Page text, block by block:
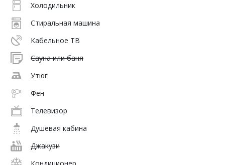
Холодильник
Стиральная машина
Кабельное ТВ
Сауна или баня
Утюг
Фен
Телевизор
Душевая кабина
Джакузи